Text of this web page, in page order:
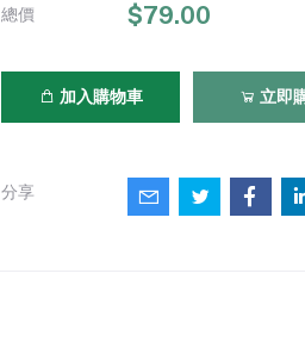
總價 $79.00
加入購物車 立即
分享